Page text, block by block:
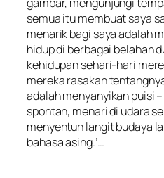
semua itu membuat saya
menarik bagi saya adalah
hidup di berbagai belahan
kehidupan sehari-hari
mereka rasakan
adalah menyanyikan puisi
spontan, menari di udara
menyentuh langit budaya
bahasa asing.’…